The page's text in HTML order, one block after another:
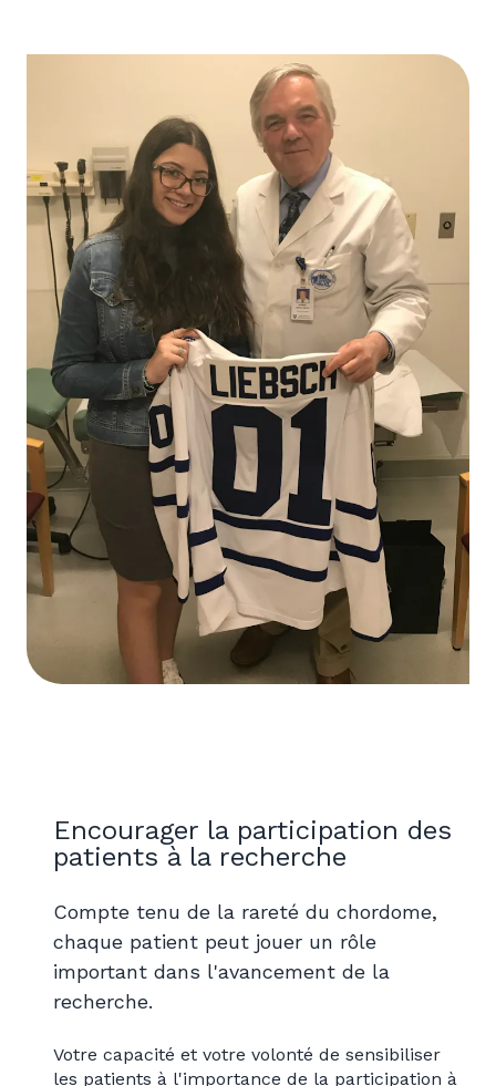
Encourager la participation des
patients à la recherche
Compte tenu de la rareté du chordome,
chaque patient peut jouer un rôle
important dans l'avancement de la
recherche.
Votre capacité et votre volonté de sensibiliser
les patients à l'importance de la participation à